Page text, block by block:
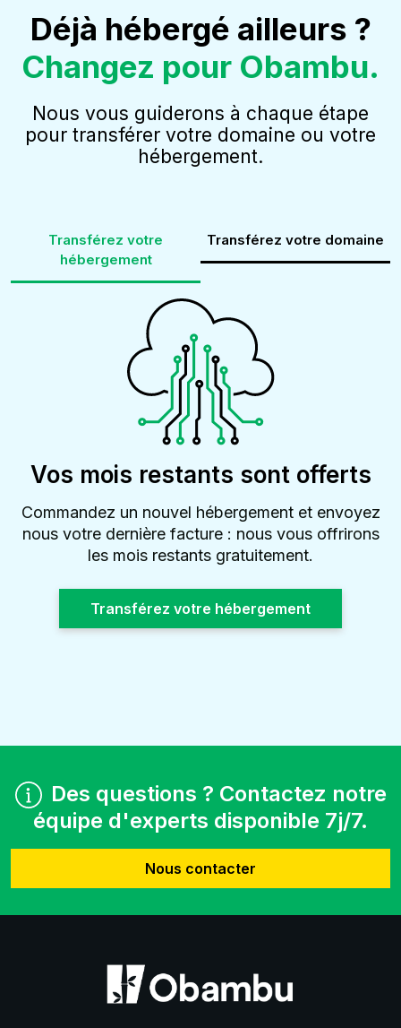
Déjà hébergé ailleurs ?
Changez pour Obambu.
Nous vous guiderons à chaque étape
pour transférer votre domaine ou votre
hébergement.
Transférez votre
hébergement
Transférez votre domaine
Vos mois restants sont offerts
Commandez un nouvel hébergement et envoyez
nous votre dernière facture : nous vous offrirons
les mois restants gratuitement.
Transférez votre hébergement
Des questions ? Contactez notre
équipe d'experts disponible 7j/7.
Nous contacter